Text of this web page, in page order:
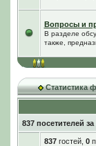
Вопросы и
В разделе
также,
Статистика
837 посетителей
837гостей, 0